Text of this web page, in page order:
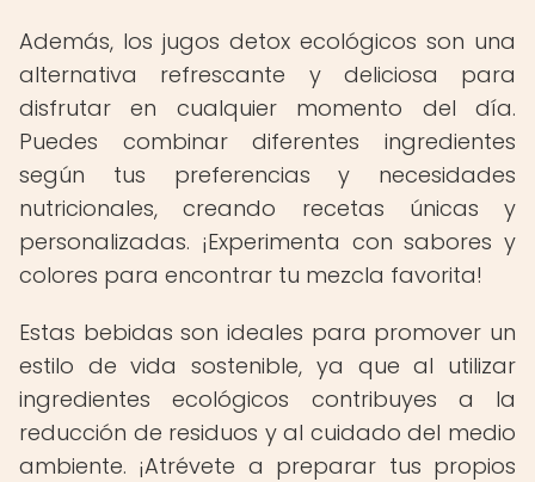
Además, los jugos detox ecológicos son una
alternativa refrescante y deliciosa para
disfrutar en cualquier momento del día.
Puedes combinar diferentes ingredientes
según tus preferencias y necesidades
nutricionales, creando recetas únicas y
personalizadas. ¡Experimenta con sabores y
colores para encontrar tu mezcla favorita!
Estas bebidas son ideales para promover un
estilo de vida sostenible, ya que al utilizar
ingredientes ecológicos contribuyes a la
reducción de residuos y al cuidado del medio
ambiente. ¡Atrévete a preparar tus propios